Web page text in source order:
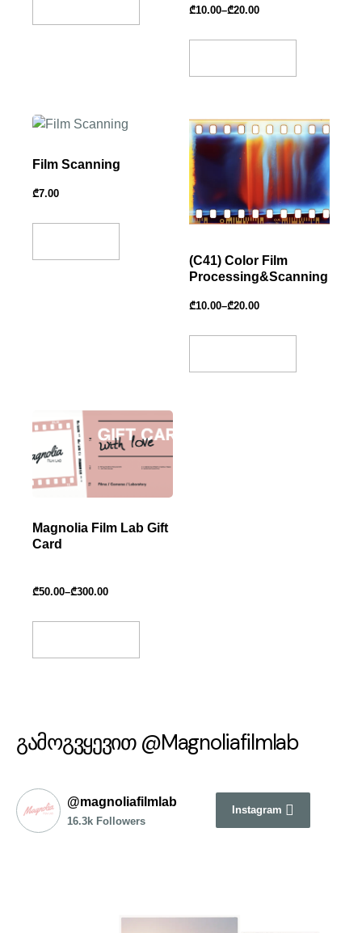
₾10.00–₾20.00
Film Scanning
₾7.00
(C41) Color Film
Processing&Scanning
₾10.00–₾20.00
Magnolia Film Lab Gift
Card
₾50.00–₾300.00
გამოგვყევით @Magnoliafilmlab
@magnoliafilmlab
16.3k Followers
Instagram